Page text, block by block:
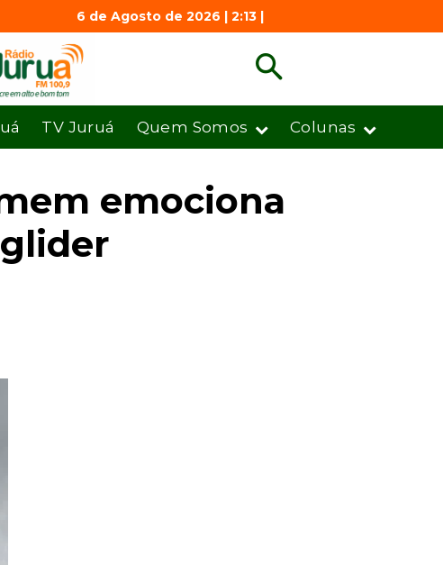
6 de Agosto de 2026 | 2:13 |
TV Juruá Quem Somos Colunas
emociona